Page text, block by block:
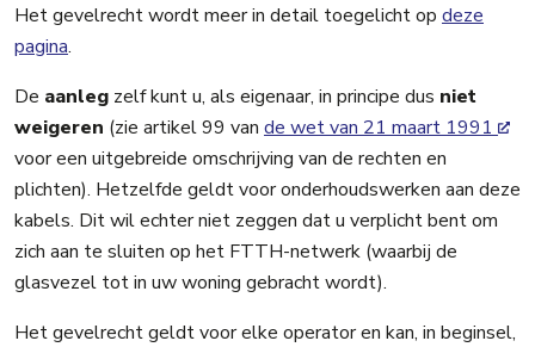
Het gevelrecht wordt meer in detail toegelicht op deze
pagina.
De aanleg zelf kunt u, als eigenaar, in principe dus niet
weigeren (zie artikel 99 van de wet van 21 maart 1991
voor een uitgebreide omschrijving van de rechten en
plichten). Hetzelfde geldt voor onderhoudswerken aan deze
kabels. Dit wil echter niet zeggen dat u verplicht bent om
zich aan te sluiten op het FTTH-netwerk (waarbij de
glasvezel tot in uw woning gebracht wordt).
Het gevelrecht geldt voor elke operator en kan, in beginsel,